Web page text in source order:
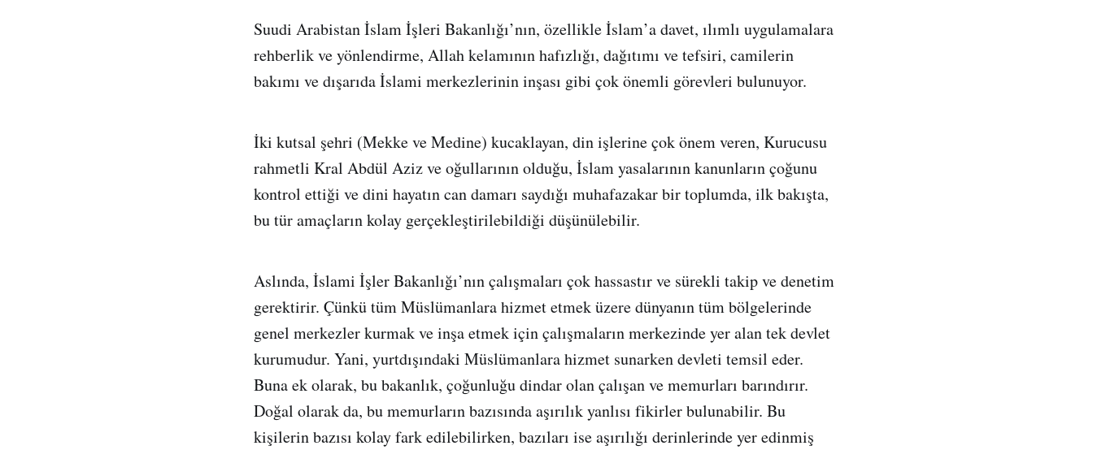
Suudi Arabistan İslam İşleri Bakanlığı’nın, özellikle İslam’a davet, ılımlı uygulamalara
rehberlik ve yönlendirme, Allah kelamının hafızlığı, dağıtımı ve tefsiri, camilerin
bakımı ve dışarıda İslami merkezlerinin inşası gibi çok önemli görevleri bulunuyor.
İki kutsal şehri (Mekke ve Medine) kucaklayan, din işlerine çok önem veren, Kurucusu
rahmetli Kral Abdül Aziz ve oğullarının olduğu, İslam yasalarının kanunların çoğunu
kontrol ettiği ve dini hayatın can damarı saydığı muhafazakar bir toplumda, ilk bakışta,
bu tür amaçların kolay gerçekleştirilebildiği düşünülebilir.
Aslında, İslami İşler Bakanlığı’nın çalışmaları çok hassastır ve sürekli takip ve denetim
gerektirir. Çünkü tüm Müslümanlara hizmet etmek üzere dünyanın tüm bölgelerinde
genel merkezler kurmak ve inşa etmek için çalışmaların merkezinde yer alan tek devlet
kurumudur. Yani, yurtdışındaki Müslümanlara hizmet sunarken devleti temsil eder.
Buna ek olarak, bu bakanlık, çoğunluğu dindar olan çalışan ve memurları barındırır.
Doğal olarak da, bu memurların bazısında aşırılık yanlısı fikirler bulunabilir. Bu
kişilerin bazısı kolay fark edilebilirken, bazıları ise aşırılığı derinlerinde yer edinmiş